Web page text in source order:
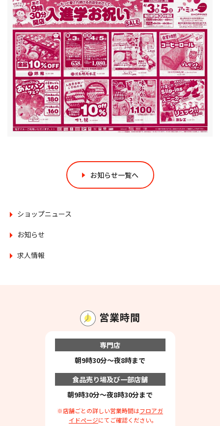
お知らせ一覧へ
ショップニュース
お知らせ
求人情報
営業時間
専門店
朝9時30分～夜8時まで
食品売り場及び一部店舗
朝9時30分～夜8時30分まで
※店舗ごとの詳しい営業時間はフロアガ
イドページにてご確認ください。